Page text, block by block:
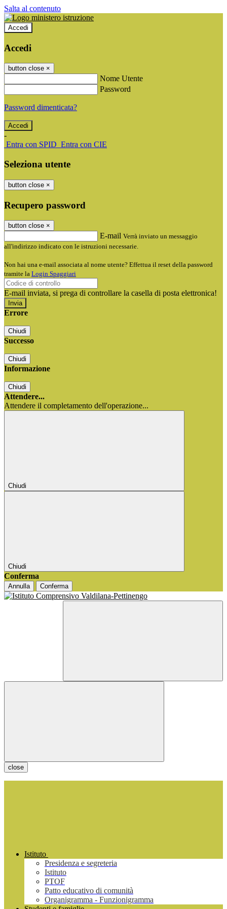
Salta al contenuto
Accedi
Accedi
button close ×
Nome Utente
Password
Password dimenticata?
-
Entra con SPID Entra con CIE
Seleziona utente
button close ×
Recupero password
button close ×
E-mail Verrà inviato un messaggio
all'indirizzo indicato con le istruzioni necessarie.
Non hai una e-mail associata al nome utente? Effettua il reset della password
tramite la Login Spaggiari
E-mail inviata, si prega di controllare la casella di posta elettronica!
Errore
Chiudi
Successo
Chiudi
Informazione
Chiudi
Attendere...
Attendere il completamento dell'operazione...
Chiudi
Chiudi
Conferma
Annulla Conferma
close
Istituto
Presidenza e segreteria
Istituto
PTOF
Patto educativo di comunità
Organigramma - Funzionigramma